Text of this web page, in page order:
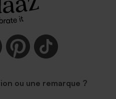
ou une remarque ?